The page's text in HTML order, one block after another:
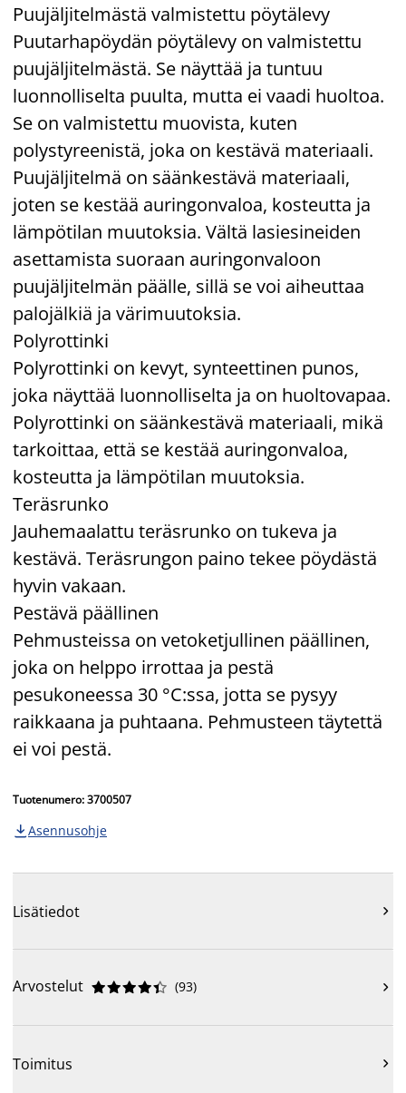
Puujäljitelmästä valmistettu pöytälevy
Puutarhapöydän pöytälevy on valmistettu
puujäljitelmästä. Se näyttää ja tuntuu
luonnolliselta puulta, mutta ei vaadi huoltoa.
Se on valmistettu muovista, kuten
polystyreenistä, joka on kestävä materiaali.
Puujäljitelmä on säänkestävä materiaali,
joten se kestää auringonvaloa, kosteutta ja
lämpötilan muutoksia. Vältä lasiesineiden
asettamista suoraan auringonvaloon
puujäljitelmän päälle, sillä se voi aiheuttaa
palojälkiä ja värimuutoksia.
Polyrottinki
Polyrottinki on kevyt, synteettinen punos,
joka näyttää luonnolliselta ja on huoltovapaa.
Polyrottinki on säänkestävä materiaali, mikä
tarkoittaa, että se kestää auringonvaloa,
kosteutta ja lämpötilan muutoksia.
Teräsrunko
Jauhemaalattu teräsrunko on tukeva ja
kestävä. Teräsrungon paino tekee pöydästä
hyvin vakaan.
Pestävä päällinen
Pehmusteissa on vetoketjullinen päällinen,
joka on helppo irrottaa ja pestä
pesukoneessa 30 °C:ssa, jotta se pysyy
raikkaana ja puhtaana. Pehmusteen täytettä
ei voi pestä.
Tuotenumero: 3700507
 Asennusohje
Lisätiedot 
Arvostelut 




 (93) 
Toimitus 